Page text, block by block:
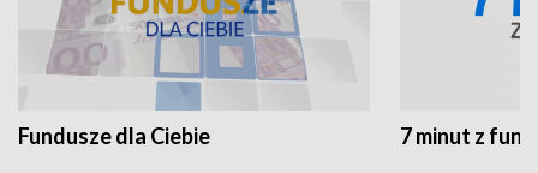
Fundusze dla Ciebie 7 minut z